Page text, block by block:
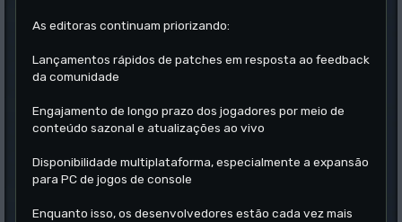
As editoras continuam priorizando:
Lançamentos rápidos de patches em resposta ao feedback
da comunidade
Engajamento de longo prazo dos jogadores por meio de
conteúdo sazonal e atualizações ao vivo
Disponibilidade multiplataforma, especialmente a expansão
para PC de jogos de console
Enquanto isso, os desenvolvedores estão cada vez mais